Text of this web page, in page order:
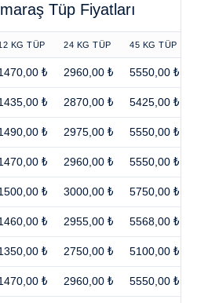
Tüp Fiyatları
KG TÜP 24 KG TÜP 45 KG TÜP
₺ 2960,00 ₺ 5550,00 ₺
₺ 2870,00 ₺ 5425,00 ₺
₺ 2975,00 ₺ 5550,00 ₺
₺ 2960,00 ₺ 5550,00 ₺
₺ 3000,00 ₺ 5750,00 ₺
₺ 2955,00 ₺ 5568,00 ₺
₺ 2750,00 ₺ 5100,00 ₺
₺ 2960,00 ₺ 5550,00 ₺